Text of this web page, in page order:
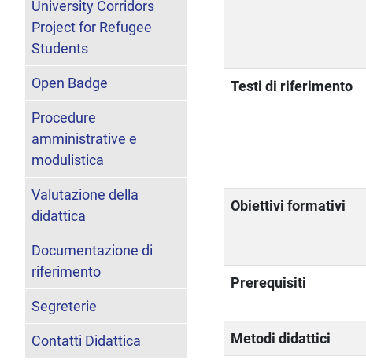
Testi di riferimento
Obiettivi formativi
Prerequisiti
Metodi didattici
University Corridors
Project for Refugee
Students
Open Badge
Procedure
amministrative e
modulistica
Valutazione della
didattica
Documentazione di
riferimento
Segreterie
Contatti Didattica